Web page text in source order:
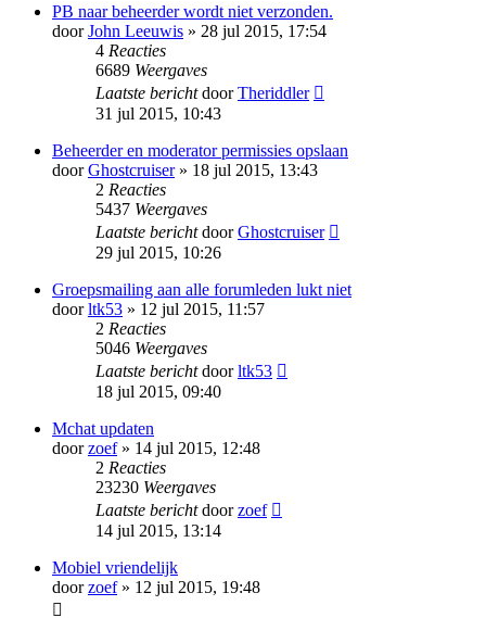
PB naar beheerder wordt niet verzonden.
doorJohn Leeuwis » 28 jul 2015, 17:54
4 Reacties
6689 Weergaves
Laatste berichtdoorTheriddler
31 jul 2015, 10:43
Beheerder en moderator permissies opslaan
doorGhostcruiser» 18 jul 2015, 13:43
2 Reacties
5437 Weergaves
Laatste berichtdoorGhostcruiser
29 jul 2015, 10:26
Groepsmailing aan alle forumleden lukt niet
doorltk53 » 12 jul 2015, 11:57
2 Reacties
5046 Weergaves
Laatste berichtdoorltk53
18 jul 2015, 09:40
Mchat updaten
doorzoef» 14 jul 2015, 12:48
2 Reacties
23230 Weergaves
Laatste berichtdoorzoef
14 jul 2015, 13:14
Mobiel vriendelijk
doorzoef» 12 jul 2015, 19:48